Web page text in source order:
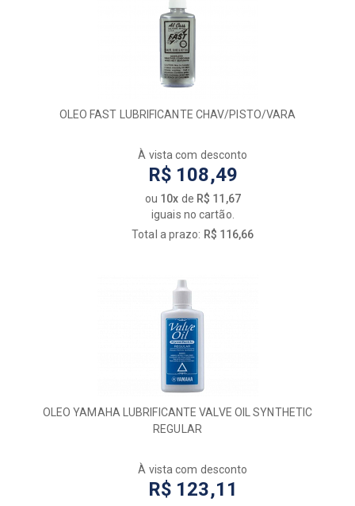
OLEO FAST LUBRIFICANTE CHAV/PISTO/VARA
À vista com desconto
R$ 108,49
ou 10x de R$ 11,67
iguais no cartão.
Total a prazo: R$ 116,66
OLEO YAMAHA LUBRIFICANTE VALVE OIL SYNTHETIC
REGULAR
À vista com desconto
R$ 123,11